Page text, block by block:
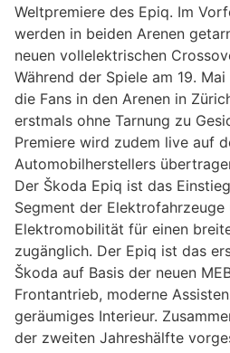
Weltpremiere des Epiq. Im
werden in beiden Arenen
neuen vollelektrischen
Während der Spiele am 19.
die Fans in den Arenen in
erstmals ohne Tarnung zu
Premiere wird zudem live auf
Automobilherstellers
Der Škoda Epiq ist das
Segment der Elektrofahrzeuge
Elektromobilität für einen
zugänglich. Der Epiq ist das
Škoda auf Basis der neuen
Frontantrieb, moderne
geräumiges Interieur.
der zweiten Jahreshälfte